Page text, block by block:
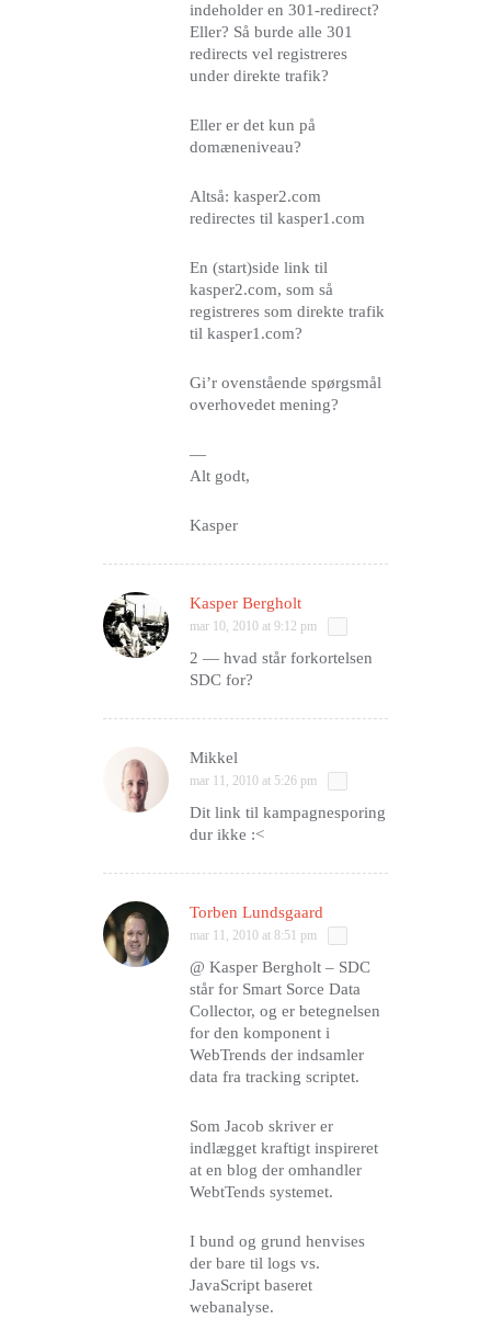
indeholder en 301-redirect?
Eller? Så burde alle 301
redirects vel registreres
under direkte trafik?
Eller er det kun på
domæneniveau?
Altså: kasper2.com
redirectes til kasper1.com
En (start)side link til
kasper2.com, som så
registreres som direkte trafik
til kasper1.com?
Gi’r ovenstående spørgsmål
overhovedet mening?
—
Alt godt,
Kasper
Kasper Bergholt
mar 10, 2010 at 9:12 pm
2 — hvad står forkortelsen
SDC for?
Mikkel
mar 11, 2010 at 5:26 pm
Dit link til kampagnesporing
dur ikke :<
Torben Lundsgaard
mar 11, 2010 at 8:51 pm
@ Kasper Bergholt – SDC
står for Smart Sorce Data
Collector, og er betegnelsen
for den komponent i
WebTrends der indsamler
data fra tracking scriptet.
Som Jacob skriver er
indlægget kraftigt inspireret
at en blog der omhandler
WebtTends systemet.
I bund og grund henvises
der bare til logs vs.
JavaScript baseret
webanalyse.